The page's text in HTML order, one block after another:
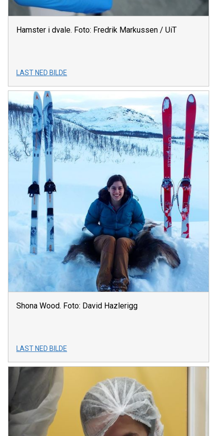
Hamster i dvale. Foto: Fredrik Markussen / UiT
LAST NED BILDE
Shona Wood. Foto: David Hazlerigg
LAST NED BILDE